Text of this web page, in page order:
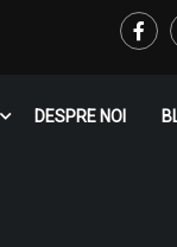
DESPRE NOI